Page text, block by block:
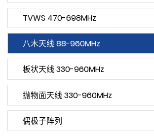
TVWS 470-698MHz
八木天线 88-960MHz
板状天线 330-960MHz
抛物面天线 330-960MHz
偶极子阵列